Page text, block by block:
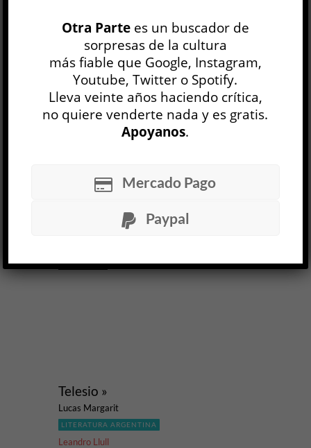
Eugenia Straccali (comp.)
LITERATURA ARGENTINA
Marcelo D. Díaz
6 ABR, 2023
El trabajo de la crítica literaria es un trabajo
demorado; reunir diferentes voces en torno a
una obra como la de Mercedes Roffé supone
parte de diferentes momentos creativos de la
constelaciones de sentidos que se tejen sobre el
nombre de Roffé es que los...
Telesio »
Lucas Margarit
LITERATURA ARGENTINA
Leandro Llull
Otra Partees un buscador de
sorpresas de la cultura
más fiable que Google, Instagram,
Youtube, Twitter o Spotify.
Lleva veinte años haciendo crítica,
no quiere venderte nada y es gratis.
Apoyanos.
Mercado Pago
Paypal